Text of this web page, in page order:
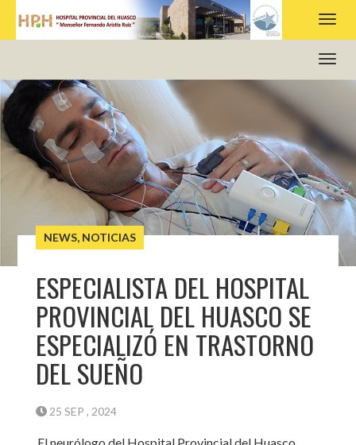
HOSPITAL PROVINCIAL DEL HUASCO
NEWS, NOTICIAS
ESPECIALISTA DEL HOSPITAL
PROVINCIAL DEL HUASCO SE
ESPECIALIZÓ EN TRASTORNO
DEL SUEÑO
25 SEP , 2024